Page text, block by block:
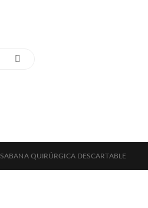
SABANA QUIRÚRGICA DESCARTABLE